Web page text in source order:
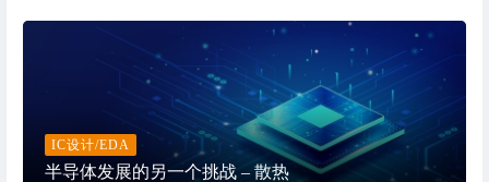
IC设计/EDA
半导体发展的另一个挑战 – 散热